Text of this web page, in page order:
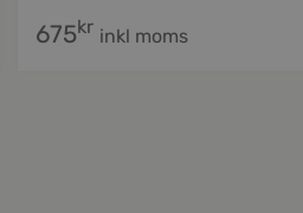
675kr inkl moms